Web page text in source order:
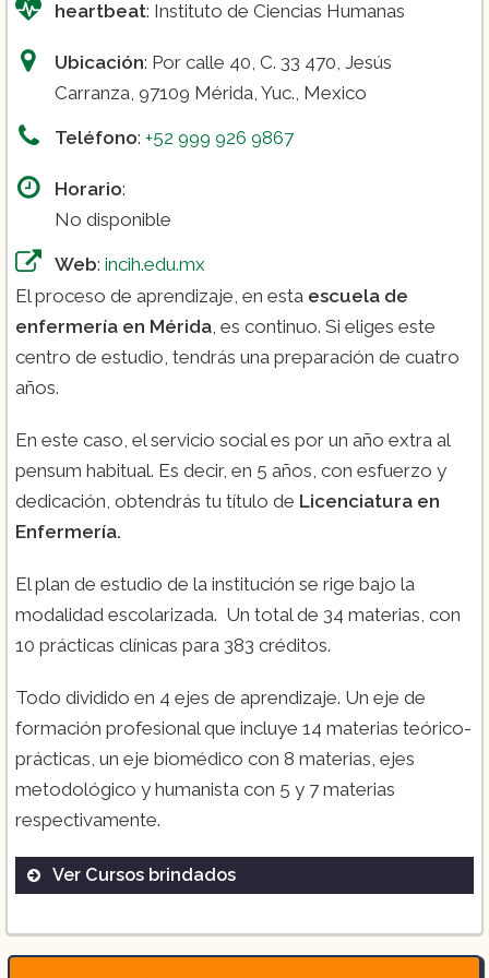
heartbeat: Instituto de Ciencias Humanas
Ubicación: Por calle 40, C. 33 470, Jesús
Carranza, 97109 Mérida, Yuc., Mexico
Teléfono: +52 999 926 9867
Horario:
No disponible
Web: incih.edu.mx
El proceso de aprendizaje, en esta escuela de
enfermería en Mérida, es continuo. Si eliges este
centro de estudio, tendrás una preparación de cuatro
años.
En este caso, el servicio social es por un año extra al
pensum habitual. Es decir, en 5 años, con esfuerzo y
dedicación, obtendrás tu título de Licenciatura en
Enfermería.
El plan de estudio de la institución se rige bajo la
modalidad escolarizada. Un total de 34 materias, con
10 prácticas clínicas para 383 créditos.
Todo dividido en 4 ejes de aprendizaje. Un eje de
formación profesional que incluye 14 materias teórico-
prácticas, un eje biomédico con 8 materias, ejes
metodológico y humanista con 5 y 7 materias
respectivamente.
Ver Cursos brindados
Licenciatura en enfermería:4 años de